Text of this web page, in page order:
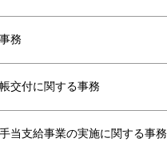
務
交付に関する事務
当支給事業の実施に関する事務